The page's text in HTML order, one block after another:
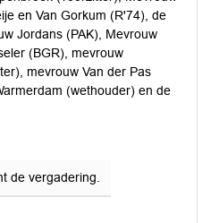
en Van Gorkum (R'74), de
Jordans (PAK), Mevrouw
(BGR), mevrouw
mevrouw Van der Pas
(wethouder) en de
de vergadering.